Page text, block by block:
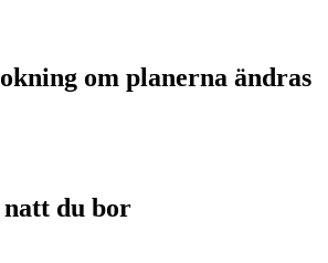
om planerna ändras
du bor